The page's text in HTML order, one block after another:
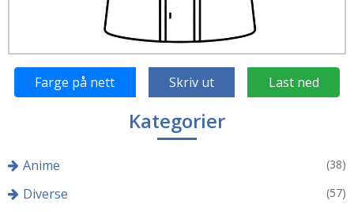
Farge på nett Skriv ut Last ned
Kategorier
Anime (38)
Diverse (57)